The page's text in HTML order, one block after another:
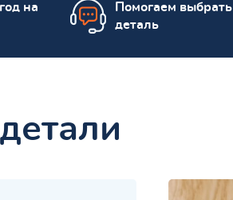
на
Помогаем выбрать
деталь